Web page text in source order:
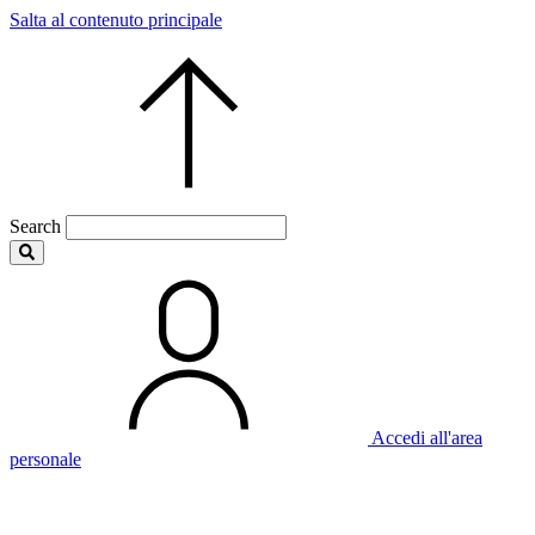
Salta al contenuto principale
Search
Accedi all'area
personale